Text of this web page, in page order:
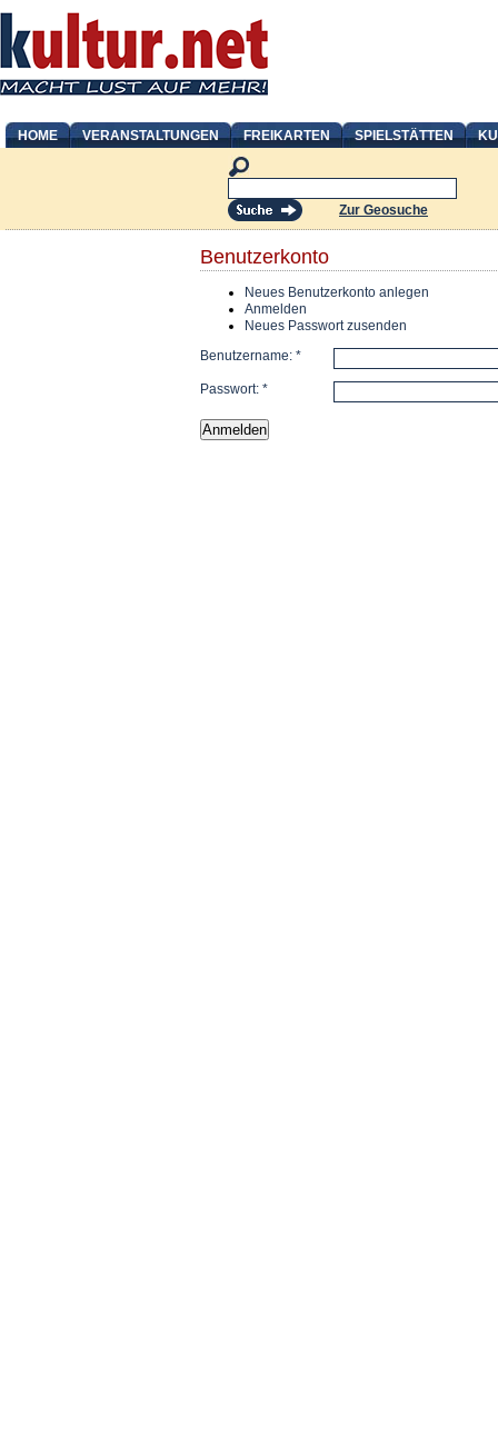
HOME VERANSTALTUNGEN FREIKARTEN SPIELSTÄTTEN
Zur Geosuche
Benutzerkonto
Neues Benutzerkonto anlegen
Anmelden
Neues Passwort zusenden
Benutzername: *
Passwort: *